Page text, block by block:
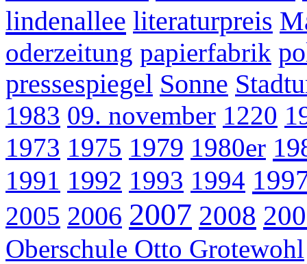
lindenallee literaturpreis
oderzeitung papierfabrik
pressespiegel Sonne
1983 09. november 1220
1973 1975 1979 1980er
1991 1992 1993 1994
2005 2006 2007 2008
Oberschule Otto Grotewohl